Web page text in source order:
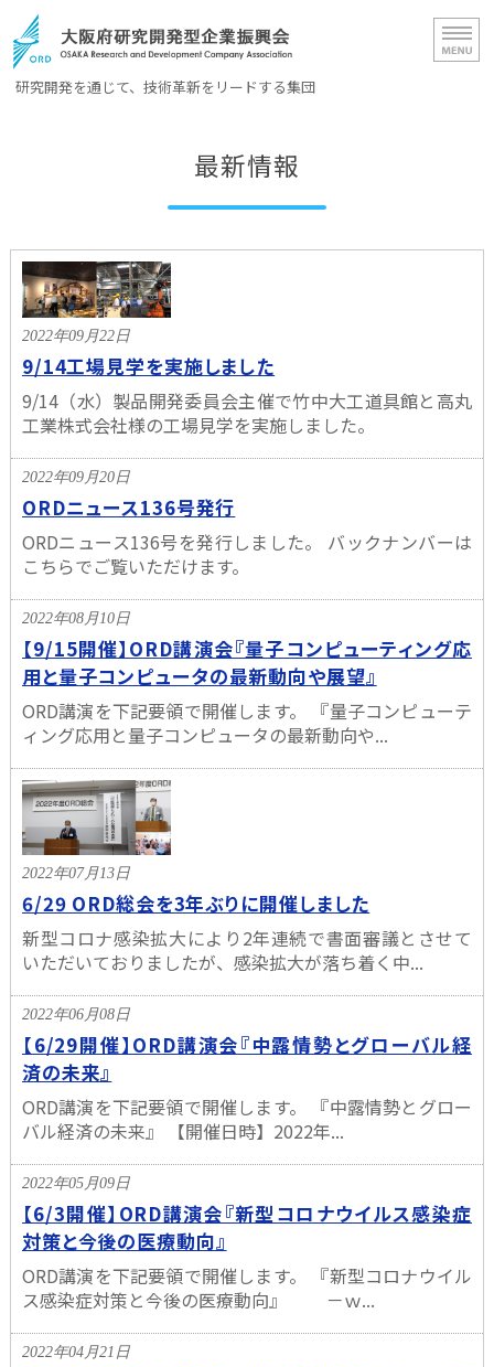
大阪府研究開発型企
研究開発を通じて、技術革新をリードする集団
入会案内
お問い合わせ
最新情報
2022年09月22日
9/14工場見学を実施しました
9/14（水）製品開発委員会主催で竹中大工道具館と高丸
工業株式会社様の工場見学を実施しました。
2022年09月20日
ORDニュース136号発行
ORDニュース136号を発行しました。 バックナンバーは
こちらでご覧いただけます。
2022年08月10日
【9/15開催】ORD講演会『量子コンピューティング応
用と量子コンピュータの最新動向や展望』
ORD講演を下記要領で開催します。 『量子コンピューテ
ィング応用と量子コンピュータの最新動向や...
2022年07月13日
6/29 ORD総会を3年ぶりに開催しました
新型コロナ感染拡大により2年連続で書面審議とさせて
いただいておりましたが、感染拡大が落ち着く中...
2022年06月08日
【6/29開催】ORD講演会『中露情勢とグローバル経
済の未来』
ORD講演を下記要領で開催します。 『中露情勢とグロー
バル経済の未来』 【開催日時】2022年...
2022年05月09日
【6/3開催】ORD講演会『新型コロナウイルス感染症
対策と今後の医療動向』
ORD講演を下記要領で開催します。 『新型コロナウイル
ス感染症対策と今後の医療動向』 －ｗ...
2022年04月21日